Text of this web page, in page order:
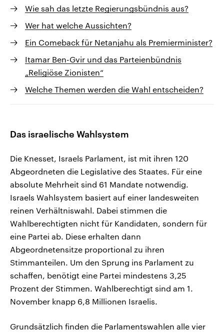
Wie sah das letzte Regierungsbündnis aus?
Wer hat welche Aussichten?
Ein Comeback für Netanjahu als Premierminister?
Itamar Ben-Gvir und das Parteienbündnis
„Religiöse Zionisten“
Welche Themen werden die Wahl entscheiden?
Das israelische Wahlsystem
Die Knesset, Israels Parlament, ist mit ihren 120
Abgeordneten die Legislative des Staates. Für eine
absolute Mehrheit sind 61 Mandate notwendig.
Israels Wahlsystem basiert auf einer landesweiten
reinen Verhältniswahl. Dabei stimmen die
Wahlberechtigten nicht für Kandidaten, sondern für
eine Partei ab. Diese erhalten dann
Abgeordnetensitze proportional zu ihren
Stimmanteilen. Um den Sprung ins Parlament zu
schaffen, benötigt eine Partei mindestens 3,25
Prozent der Stimmen. Wahlberechtigt sind am 1.
November knapp 6,8 Millionen Israelis.
Grundsätzlich finden die Parlamentswahlen alle vier